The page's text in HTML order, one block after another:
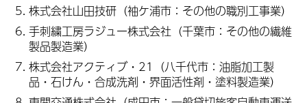
株式会社山田技研（袖ケ浦市：その他の職別工事業）
手刺繍工房ラジュー株式会社（千葉市：その他の繊維
製品製造業）
株式会社アクティブ・21（八千代市：油脂加工製
品・石けん・合成洗剤・界面活性剤・塗料製造業）